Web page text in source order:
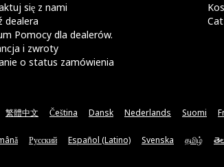
się z nami
dealera
Pomocy dla dealerów.
i zwroty
o status zamówienia
繁體中文 Čeština Dansk Nederlands Suomi
Русский Español (Latino) Svenska தமிழ்